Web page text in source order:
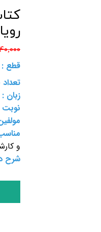
۸۴۰,۰۰۰
قطع :
زبان :
و
شرح